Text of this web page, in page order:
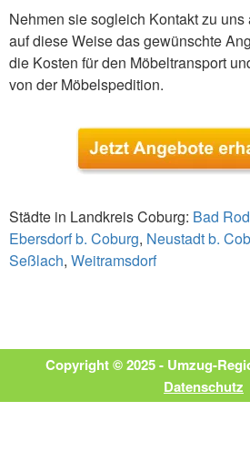
Nehmen sie sogleich Kontakt zu
auf diese Weise das gewünschte
die Kosten für den Möbeltransport
von der Möbelspedition.
Städte in Landkreis Coburg: Bad
Ebersdorf b. Coburg, Neustadt b.
Seßlach, Weitramsdorf
Copyright © 2025 - Umzug-
Datenschutz